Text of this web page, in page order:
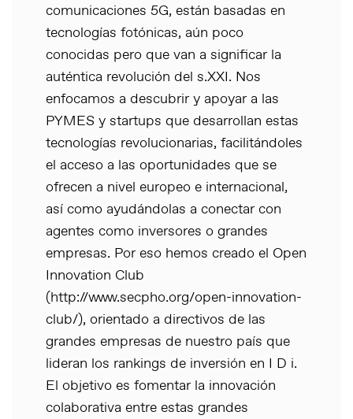
comunicaciones 5G, están basadas en
tecnologías fotónicas, aún poco
conocidas pero que van a significar la
auténtica revolución del s.XXI. Nos
enfocamos a descubrir y apoyar a las
PYMES y startups que desarrollan estas
tecnologías revolucionarias, facilitándoles
el acceso a las oportunidades que se
ofrecen a nivel europeo e internacional,
así como ayudándolas a conectar con
agentes como inversores o grandes
empresas. Por eso hemos creado el Open
Innovation Club
(http://www.secpho.org/open-innovation-
club/), orientado a directivos de las
grandes empresas de nuestro país que
lideran los rankings de inversión en I D i.
El objetivo es fomentar la innovación
colaborativa entre estas grandes